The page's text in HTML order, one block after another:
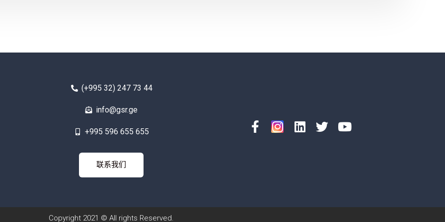
(+995 32) 247 73 44
info@gsr.ge
+995 596 655 655
联系我们
Copyright 2021 © All rights Reserved.